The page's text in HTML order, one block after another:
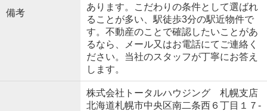
備考
あります。こだわりの条件として選ばれ
ることが多い、駅徒歩3分の駅近物件で
す。不動産のことで確認したいことがあ
るなら、メール又はお電話にてご連絡く
ださい。当社のスタッフが丁寧にお答え
します。
株式会社トータルハウジング 札幌支店
北海道札幌市中央区南二条西６丁目１７‐